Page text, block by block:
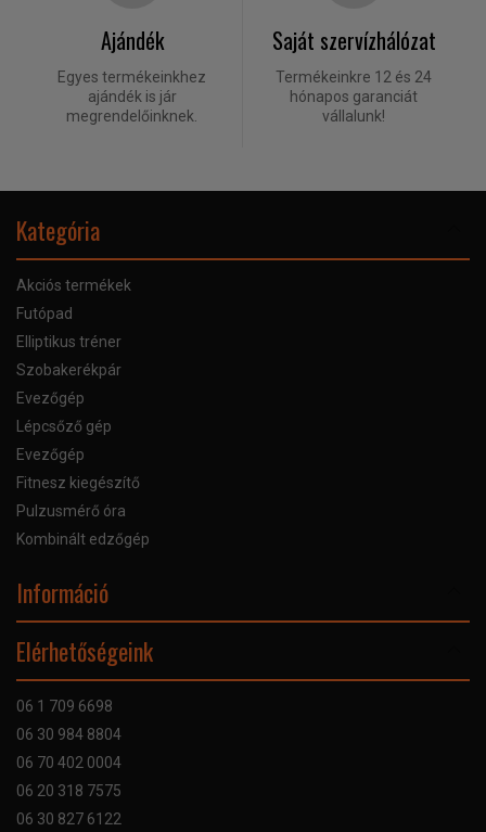
Ajándék
Egyes termékeinkhez
ajándék is jár
megrendelőinknek.
Saját szervízhálózat
Termékeinkre 12 és 24
hónapos garanciát
vállalunk!
Kategória
Akciós termékek
Futópad
Elliptikus tréner
Szobakerékpár
Evezőgép
Lépcsőző gép
Evezőgép
Fitnesz kiegészítő
Pulzusmérő óra
Kombinált edzőgép
Információ
Bankkártyás fizetés
Elérhetőségeink
06 1 709 6698
06 30 984 8804
06 70 402 0004
06 20 318 7575
06 30 827 6122